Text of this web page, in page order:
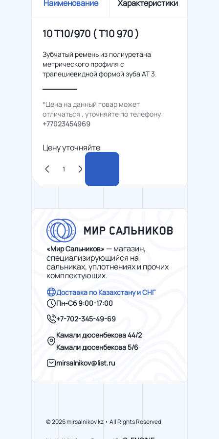
Наименование Характеристики
10 T10/970 ( Т10 970 )
Зубчатый ремень из полиуретана
метрического профиля с
трапециевидной формой зуба AT 3.
*Цена на данный товар может
отличаться , уточняйте по телефону:
+77023454969
Цену уточняйте
«Мир Сальников» — магазин,
специализирующийся на
сальниках, уплотнениях и прочих
комплектующих.
Доставка по Казахстану и СНГ
Пн-Сб 9:00-17:00
+7-702-345-49-69
Камали дюсенбекова 44/2
Камали дюсенбекова 5/6
mirsalnikov@list.ru
© 2026 mirsalnikov.kz • All Rights Reserved